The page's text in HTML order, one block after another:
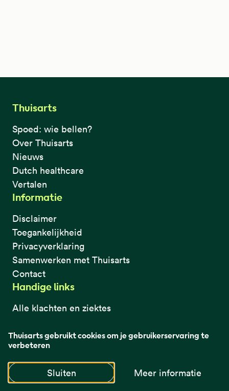
Thuisarts gebruikt cookies om je gebruikerservaring te
verbeteren
Sluiten Meer informatie
Thuisarts
Spoed: wie bellen?
Over Thuisarts
Nieuws
Dutch healthcare
Vertalen
Informatie
Disclaimer
Toegankelijkheid
Privacyverklaring
Samenwerken met Thuisarts
Contact
Handige links
Alle klachten en ziektes
Afbeeldingen
Keuzehulpen
Keuzekaarten
Zoeken op lichaamsdeel